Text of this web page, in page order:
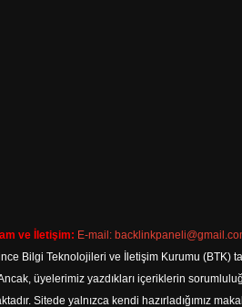
ve İletişim: E-mail:
Bilgi Teknolojileri ve İletişim Kurumu (BTK)
üyelerimiz yazdıkları içeriklerin
Sitede yalnızca kendi hazırladığımız